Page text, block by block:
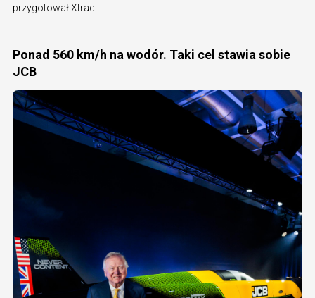
przygotował Xtrac.
Ponad 560 km/h na wodór. Taki cel stawia sobie
JCB